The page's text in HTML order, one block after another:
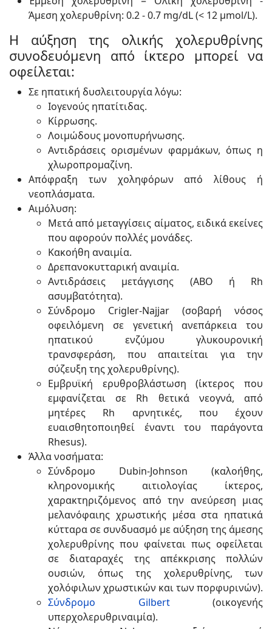
Άμεση χολερυθρίνη: 0.2 - 0.7 mg/dL (< 12 µmol/L).
Η αύξηση της ολικής χολερυθρίνης
συνοδευόμενη από ίκτερο μπορεί να
οφείλεται:
Σε ηπατική δυσλειτουργία λόγω:
Ιογενούς ηπατίτιδας.
Κίρρωσης.
Λοιμώδους μονοπυρήνωσης.
Αντιδράσεις ορισμένων φαρμάκων, όπως η
χλωροπρομαζίνη.
Απόφραξη των χοληφόρων από λίθους ή
νεοπλάσματα.
Αιμόλυση:
Μετά από μεταγγίσεις αίματος, ειδικά εκείνες
που αφορούν πολλές μονάδες.
Κακοήθη αναιμία.
Δρεπανοκυτταρική αναιμία.
Αντιδράσεις μετάγγισης (ΑΒΟ ή Rh
ασυμβατότητα).
Σύνδρομο Crigler-Najjar (σοβαρή νόσος
οφειλόμενη σε γενετική ανεπάρκεια του
ηπατικού ενζύμου γλυκουρονική
τρανσφεράση, που απαιτείται για την
σύζευξη της χολερυθρίνης).
Εμβρυϊκή ερυθροβλάστωση (ίκτερος που
εμφανίζεται σε Rh θετικά νεογνά, από
μητέρες Rh αρνητικές, που έχουν
ευαισθητοποιηθεί έναντι του παράγοντα
Rhesus).
Άλλα νοσήματα:
Σύνδρομο Dubin-Johnson (καλοήθης,
κληρονομικής αιτιολογίας ίκτερος,
χαρακτηριζόμενος από την ανεύρεση μιας
μελανόφαιης χρωστικής μέσα στα ηπατικά
κύτταρα σε συνδυασμό με αύξηση της άμεσης
χολερυθρίνης που φαίνεται πως οφείλεται
σε διαταραχές της απέκκρισης πολλών
ουσιών, όπως της χολερυθρίνης, των
χολόφιλων χρωστικών και των πορφυρινών).
Σύνδρομο Gilbert (οικογενής
υπερχολερυθριναιμία).